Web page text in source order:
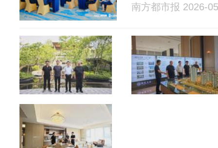
南方都市报 2026-